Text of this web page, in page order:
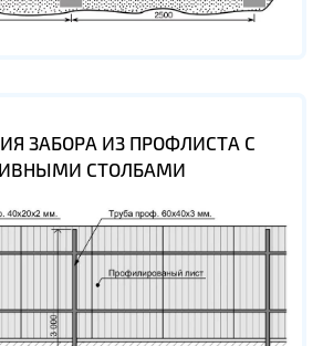
ЗАБОРА ИЗ ПРОФЛИСТА С
СТОЛБАМИ